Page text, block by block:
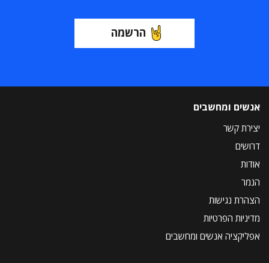
הרשמה
אנשים ומחשבים
יצירת קשר
דרושים
אודות
הנמר
הצהרת נגישות
מדיניות הפרטיות
אפליקציה אנשים ומחשבים